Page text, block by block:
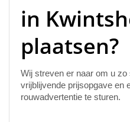
in
plaatsen?
Wij streven er naar om u zo
vrijblijvende prijsopgave en
rouwadvertentie te sturen.